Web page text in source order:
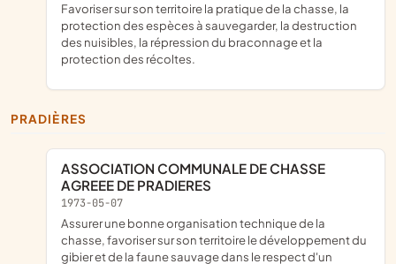
favoriser sur son territoire la pratique de la chasse, la
protection des espèces à sauvegarder, la destruction
des nuisibles, la répression du braconnage et la
protection des récoltes.
PRADIÈRES
ASSOCIATION COMMUNALE DE CHASSE
AGREEE DE PRADIERES
1973-05-07
Assurer une bonne organisation technique de la
chasse, favoriser sur son territoire le développement du
gibier et de la faune sauvage dans le respect d'un